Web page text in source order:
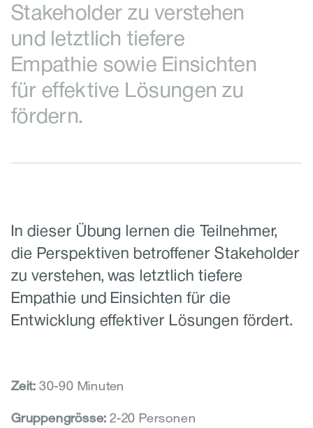
Stakeholder zu verstehen
und letztlich tiefere
Empathie sowie Einsichten
für effektive Lösungen zu
fördern.
In dieser Übung lernen die Teilnehmer,
die Perspektiven betroffener Stakeholder
zu verstehen, was letztlich tiefere
Empathie und Einsichten für die
Entwicklung effektiver Lösungen fördert.
Zeit: 30-90 Minuten
Gruppengrösse: 2-20 Personen